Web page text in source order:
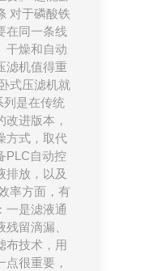
对于磷酸铁
在同一条线
干燥和自动
滤机值得重
式压滤机就
列是在传统
进版本，
方式，取代
PLC自动控
排放，以及
率方面，有
一是滤液通
留滴漏、
布技术，用
很重要，